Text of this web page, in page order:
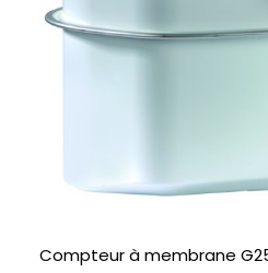
Compteur à membrane